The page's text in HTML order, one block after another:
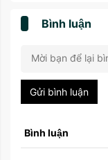
Bình luận
Gửi bình luận
Bình luận